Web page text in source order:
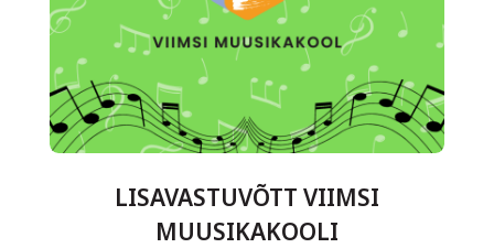
LISAVASTUVÕTT VIIMSI
MUUSIKAKOOLI